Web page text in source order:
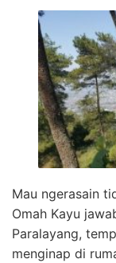
Mau ngerasain
Omah Kayu
Paralayang,
menginap di